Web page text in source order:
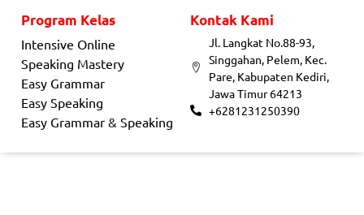
Program Kelas
Intensive Online
Speaking Mastery
Easy Grammar
Easy Speaking
Easy Grammar & Speaking
Kontak Kami
Jl. Langkat No.88-93,
Singgahan, Pelem, Kec.
Pare, Kabupaten Kediri,
Jawa Timur 64213
+6281231250390